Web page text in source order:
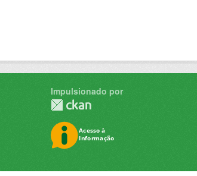
Impulsionado por